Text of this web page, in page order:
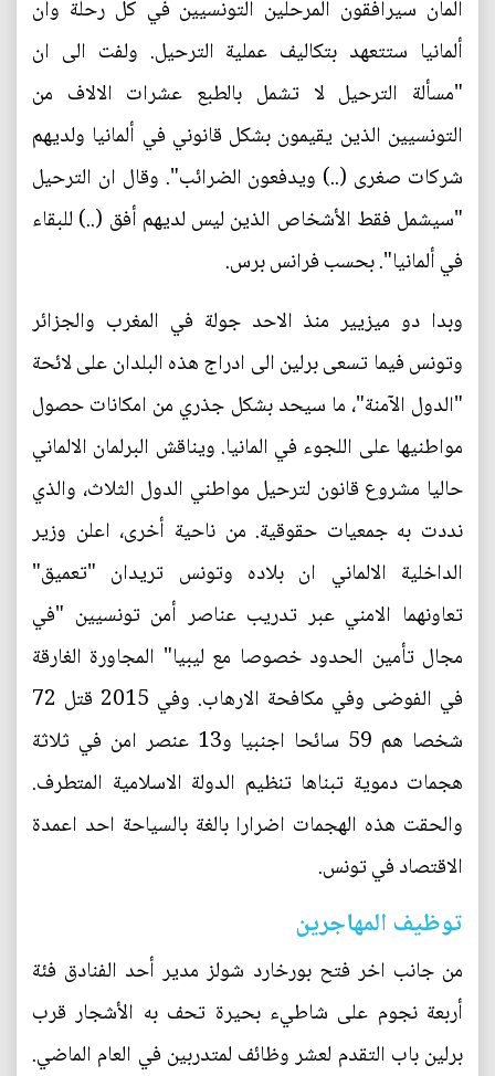
ألمان سيرافقون المرحلين التونسيين في كل رحلة وأن
ألمانيا ستتعهد بتكاليف عملية الترحيل. ولفت الى ان
"مسألة الترحيل لا تشمل بالطبع عشرات الالاف من
التونسيين الذين يقيمون بشكل قانوني في ألمانيا ولديهم
شركات صغرى (..) ويدفعون الضرائب". وقال ان الترحيل
"سيشمل فقط الأشخاص الذين ليس لديهم أفق (..) للبقاء
في ألمانيا". بحسب فرانس برس.
وبدا دو ميزيير منذ الاحد جولة في المغرب والجزائر
وتونس فيما تسعى برلين الى ادراج هذه البلدان على لائحة
"الدول الآمنة"، ما سيحد بشكل جذري من امكانات حصول
مواطنيها على اللجوء في المانيا. ويناقش البرلمان الالماني
حاليا مشروع قانون لترحيل مواطني الدول الثلاث، والذي
نددت به جمعيات حقوقية. من ناحية أخرى، اعلن وزير
الداخلية الالماني ان بلاده وتونس تريدان "تعميق"
تعاونهما الامني عبر تدريب عناصر أمن تونسيين "في
مجال تأمين الحدود خصوصا مع ليبيا" المجاورة الغارقة
في الفوضى وفي مكافحة الارهاب. وفي 2015 قتل 72
شخصا هم 59 سائحا اجنبيا و13 عنصر امن في ثلاثة
هجمات دموية تبناها تنظيم الدولة الاسلامية المتطرف.
والحقت هذه الهجمات اضرارا بالغة بالسياحة احد اعمدة
الاقتصاد في تونس.
توظيف المهاجرين
من جانب اخر فتح بورخارد شولز مدير أحد الفنادق فئة
أربعة نجوم على شاطيء بحيرة تحف به الأشجار قرب
برلين باب التقدم لعشر وظائف لمتدربين في العام الماضي.